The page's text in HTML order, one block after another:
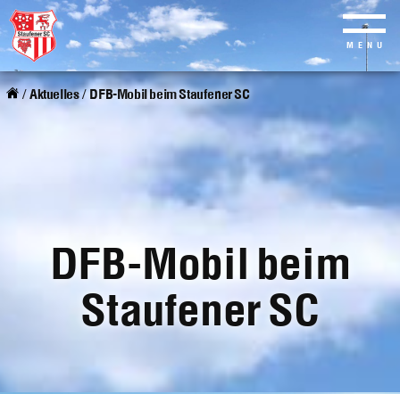
Skip
to
MENU
/Aktuelles/DFB-Mobil beim Staufener SC
DFB-Mobil beim
Staufener SC